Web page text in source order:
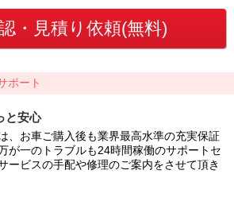
ポート
と安心
、お車ご購入後も業界最高水準の充実保証
が一のトラブルも24時間稼働のサポートセ
ービスの手配や修理のご案内をさせて頂き